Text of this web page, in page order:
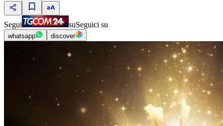
Segui suSeguici su
whatsapp discover